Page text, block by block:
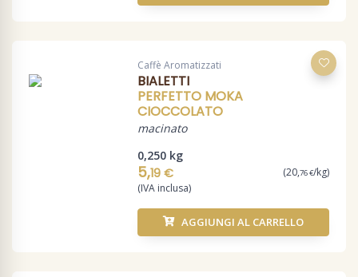
Caffè Aromatizzati
BIALETTI
PERFETTO MOKA
CIOCCOLATO
macinato
0,250 kg
5,19 € (20,76 €/kg)
(IVA inclusa)
AGGIUNGI AL CARRELLO